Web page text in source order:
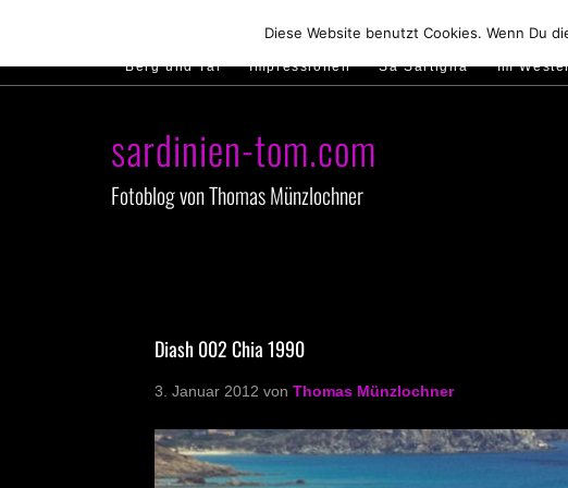
Traumstrände Feste feiern Golfo di
Berg und Tal Impressionen Sa Sartiglia Im
sardinien-tom.com
Fotoblog von Thomas Münzlochner
Diash 002 Chia 1990
3. Januar 2012 von Thomas Münzlochner
Diese Website benutzt Cookies. Wenn Du